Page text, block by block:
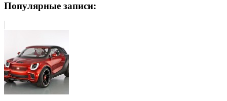
Популярные записи: